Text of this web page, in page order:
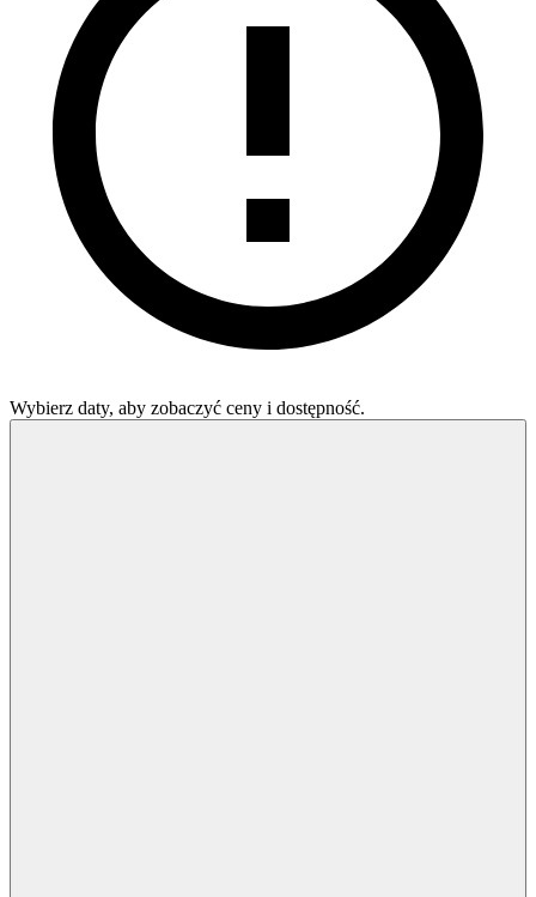
Wybierz daty, aby zobaczyć ceny i dostępność.